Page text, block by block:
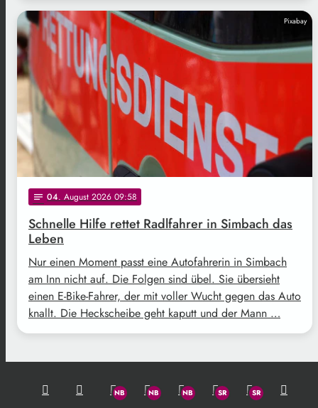
Pixabay
notes 04. August 2026 09:58
Schnelle Hilfe rettet Radlfahrer in Simbach das
Leben
Nur einen Moment passt eine Autofahrerin in Simbach
am Inn nicht auf. Die Folgen sind übel. Sie übersieht
einen E-Bike-Fahrer, der mit voller Wucht gegen das Auto
knallt. Die Heckscheibe geht kaputt und der Mann …